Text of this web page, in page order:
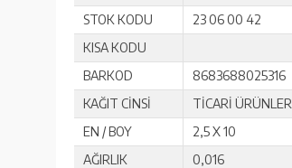
STOK KODU
23 06 00 42
KISA KODU
BARKOD
8683688025316
KAĞIT CİNSİ
TİCARİ ÜRÜNLER
EN / BOY
2,5 X 10
AĞIRLIK
0,016